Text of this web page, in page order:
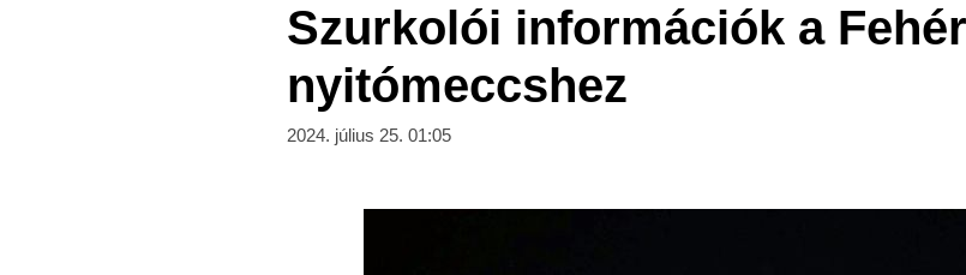
Szurkolói információk a
nyitómeccshez
2024. július 25. 01:05